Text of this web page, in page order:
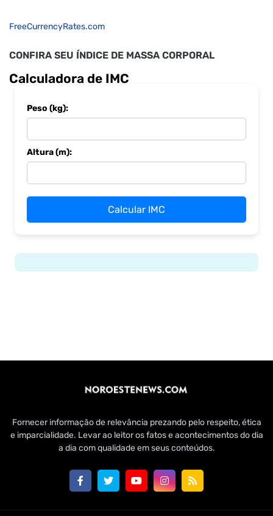
FreeCurrencyRates.com
CONFIRA SEU ÍNDICE DE MASSA CORPORAL
Calculadora de IMC
Peso (kg):
Altura (m):
Calcular IMC
Fornecer informação de relevância prezando pelo respeito, ética
e imparcialidade. Levar ao leitor os fatos e acontecimentos do dia
a dia com qualidade em seus conteúdos.